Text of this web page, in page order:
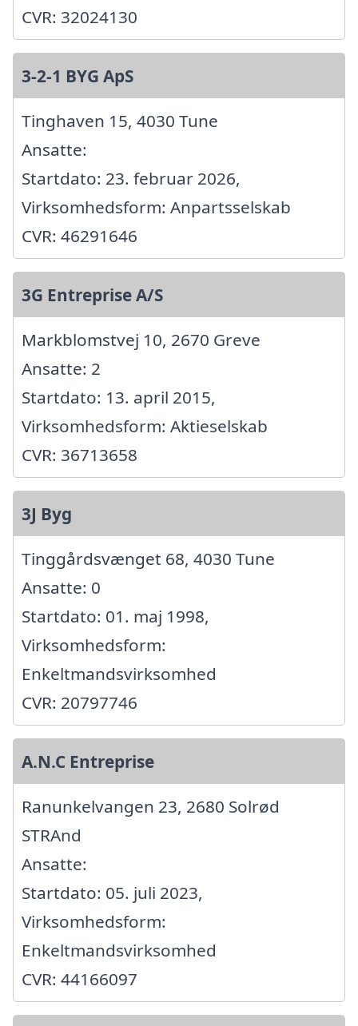
CVR: 32024130
3-2-1 BYG ApS
Tinghaven 15, 4030 Tune
Ansatte:
Startdato: 23. februar 2026,
Virksomhedsform: Anpartsselskab
CVR: 46291646
3G Entreprise A/S
Markblomstvej 10, 2670 Greve
Ansatte: 2
Startdato: 13. april 2015,
Virksomhedsform: Aktieselskab
CVR: 36713658
3J Byg
Tinggårdsvænget 68, 4030 Tune
Ansatte: 0
Startdato: 01. maj 1998,
Virksomhedsform:
Enkeltmandsvirksomhed
CVR: 20797746
A.N.C Entreprise
Ranunkelvangen 23, 2680 Solrød
STRAnd
Ansatte:
Startdato: 05. juli 2023,
Virksomhedsform:
Enkeltmandsvirksomhed
CVR: 44166097